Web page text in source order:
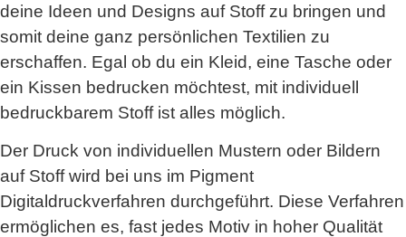
deine Ideen und Designs auf Stoff zu bringen und
somit deine ganz persönlichen Textilien zu
erschaffen. Egal ob du ein Kleid, eine Tasche oder
ein Kissen bedrucken möchtest, mit individuell
bedruckbarem Stoff ist alles möglich.
Der Druck von individuellen Mustern oder Bildern
auf Stoff wird bei uns im Pigment
Digitaldruckverfahren durchgeführt. Diese Verfahren
ermöglichen es, fast jedes Motiv in hoher Qualität